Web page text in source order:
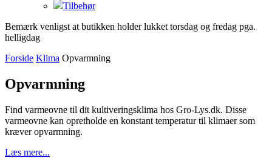
Tilbehør
Bemærk venligst at butikken holder lukket torsdag og fredag pga.
helligdag
Forside Klima Opvarmning
Opvarmning
Find varmeovne til dit kultiveringsklima hos Gro-Lys.dk. Disse
varmeovne kan opretholde en konstant temperatur til klimaer som
kræver opvarmning.
Læs mere...